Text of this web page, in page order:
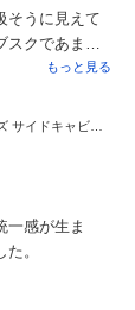
ので（やけ
をよく確認
引き出しの奥
る時は完成後
部屋から横
良いかと思
ので横移動
など重宝し
そうに見えて
クであまり
用ビデオデッ
もっと見る
Remonte/ルモンテ リビングシリーズ サイドキャビネット
一感が生ま
。